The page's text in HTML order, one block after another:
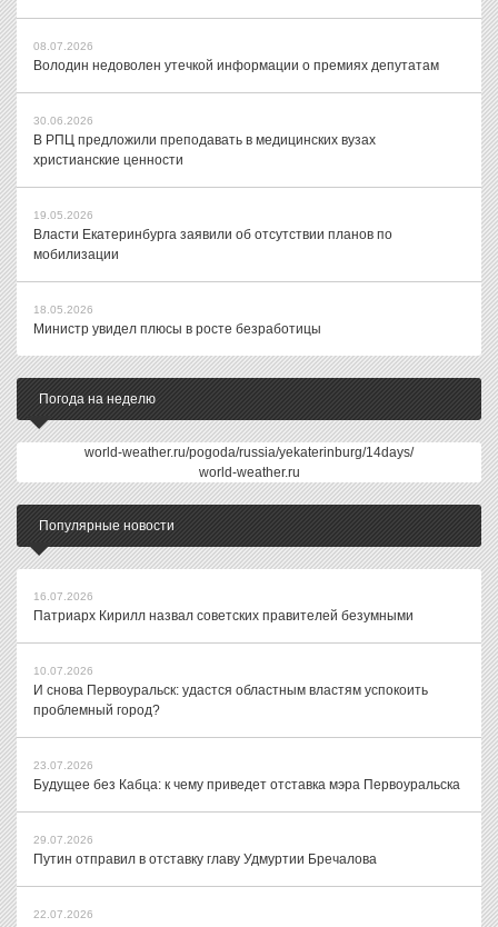
08.07.2026
Володин недоволен утечкой информации о премиях депутатам
30.06.2026
В РПЦ предложили преподавать в медицинских вузах
христианские ценности
19.05.2026
Власти Екатеринбурга заявили об отсутствии планов по
мобилизации
18.05.2026
Министр увидел плюсы в росте безработицы
Погода на неделю
world-weather.ru/pogoda/russia/yekaterinburg/14days/
world-weather.ru
Популярные новости
16.07.2026
Патриарх Кирилл назвал советских правителей безумными
10.07.2026
И снова Первоуральск: удастся областным властям успокоить
проблемный город?
23.07.2026
Будущее без Кабца: к чему приведет отставка мэра Первоуральска
29.07.2026
Путин отправил в отставку главу Удмуртии Бречалова
22.07.2026